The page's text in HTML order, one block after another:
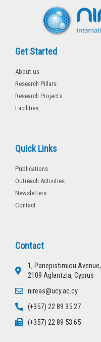
Get Started
About us
Research Pillars
Research Projects
Facilities
Quick Links
Publications
Outreach Activities
Newsletters
Contact
Contact
1, Panepistimiou Avenue,
2109 Aglantzia, Cyprus
nireas@ucy.ac.cy
(+357) 22 89 35 27
(+357) 22 89 53 65